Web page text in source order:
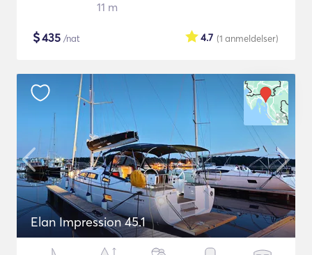
11 m
$435 /nat (1 anmeldelser)
4.7
Elan Impression 45.1